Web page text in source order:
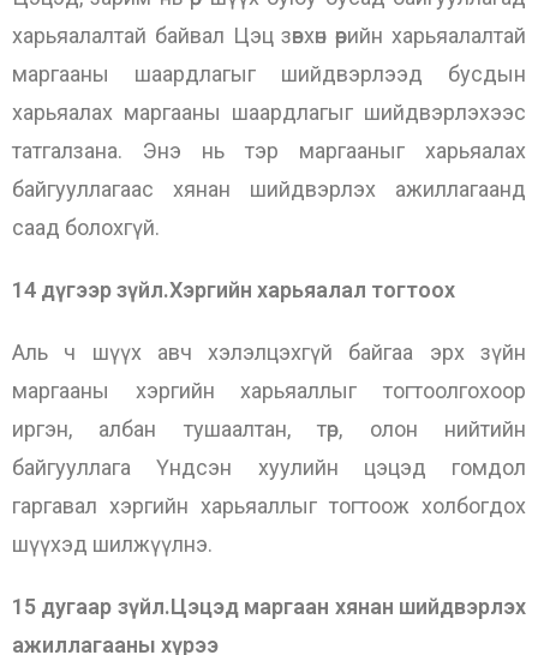
харьяалалтай байвал Цэц зөвхөн өөрийн харьяалалтай
маргааны шаардлагыг шийдвэрлээд бусдын
харьяалах маргааны шаардлагыг шийдвэрлэхээс
татгалзана. Энэ нь тэр маргааныг харьяалах
байгууллагаас хянан шийдвэрлэх ажиллагаанд
саад болохгүй.
14 дүгээр зүйл.Хэргийн харьяалал тогтоох
Аль ч шүүх авч хэлэлцэхгүй байгаа эрх зүйн
маргааны хэргийн харьяаллыг тогтоолгохоор
иргэн, албан тушаалтан, төр, олон нийтийн
байгууллага Үндсэн хуулийн цэцэд гомдол
гаргавал хэргийн харьяаллыг тогтоож холбогдох
шүүхэд шилжүүлнэ.
15 дугаар зүйл.Цэцэд маргаан хянан шийдвэрлэх
ажиллагааны хүрээ